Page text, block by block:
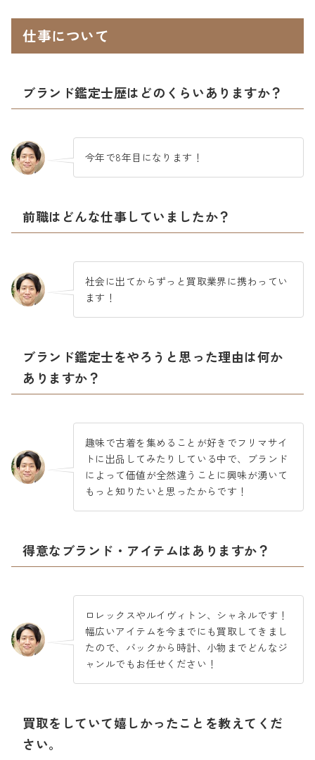
仕事について
ブランド鑑定士歴はどのくらいありますか？
今年で8年目になります！
前職はどんな仕事していましたか？
社会に出てからずっと買取業界に携わってい
ます！
ブランド鑑定士をやろうと思った理由は何か
ありますか？
趣味で古着を集めることが好きでフリマサイ
トに出品してみたりしている中で、ブランド
によって価値が全然違うことに興味が湧いて
もっと知りたいと思ったからです！
得意なブランド・アイテムはありますか？
ロレックスやルイヴィトン、シャネルです！
幅広いアイテムを今までにも買取してきまし
たので、バックから時計、小物までどんなジ
ャンルでもお任せください！
買取をしていて嬉しかったことを教えてくだ
さい。